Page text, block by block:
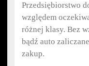
Przedsiębiorstwo
względem
różnej klasy. Bez
bądź auto
zakup.